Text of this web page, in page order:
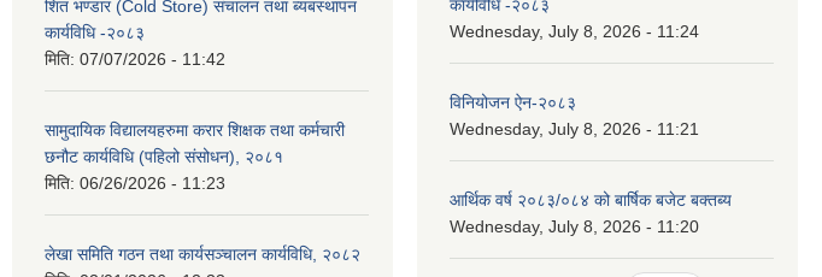
शित भण्डार (Cold Store) संचालन तथा ब्यबस्थापन
कार्यविधि -२०८३
मिति: 07/07/2026 - 11:42
सामुदायिक विद्यालयहरुमा करार शिक्षक तथा कर्मचारी
छनौट कार्यविधि (पहिलो संसोधन), २०८१
मिति: 06/26/2026 - 11:23
लेखा समिति गठन तथा कार्यसञ्चालन कार्यविधि, २०८२
कार्यविधि -२०८३
Wednesday, July 8, 2026 - 11:24
विनियोजन ऐन-२०८३
Wednesday, July 8, 2026 - 11:21
आर्थिक वर्ष २०८३/०८४ को बार्षिक बजेट बक्तब्य
Wednesday, July 8, 2026 - 11:20